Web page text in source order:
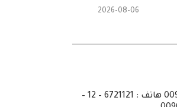
2026-08-06
ص.ب: 6351 جدة الرمز 21442 هاتف 6722269 – 12 – 00966 هاتف : 6721121 – 12 –